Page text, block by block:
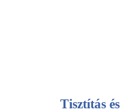
Tisztítás és